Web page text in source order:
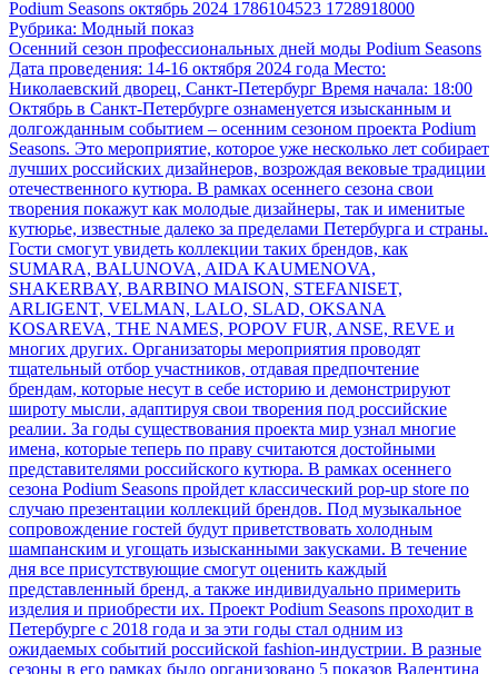
Podium Seasons октябрь 2024 1786104523 1728918000
Рубрика: Модный показ
Осенний сезон профессиональных дней моды Podium Seasons
Дата проведения: 14-16 октября 2024 года Место:
Николаевский дворец, Санкт-Петербург Время начала: 18:00
Октябрь в Санкт-Петербурге ознаменуется изысканным и
долгожданным событием – осенним сезоном проекта Podium
Seasons. Это мероприятие, которое уже несколько лет собирает
лучших российских дизайнеров, возрождая вековые традиции
отечественного кутюра. В рамках осеннего сезона свои
творения покажут как молодые дизайнеры, так и именитые
кутюрье, известные далеко за пределами Петербурга и страны.
Гости смогут увидеть коллекции таких брендов, как
SUMARA, BALUNOVA, AIDA KAUMENOVA,
SHAKERBAY, BARBINO MAISON, STEFANISET,
ARLIGENT, VELMAN, LALO, SLAD, OKSANA
KOSAREVA, THE NAMES, POPOV FUR, ANSE, REVE и
многих других. Организаторы мероприятия проводят
тщательный отбор участников, отдавая предпочтение
брендам, которые несут в себе историю и демонстрируют
широту мысли, адаптируя свои творения под российские
реалии. За годы существования проекта мир узнал многие
имена, которые теперь по праву считаются достойными
представителями российского кутюра. В рамках осеннего
сезона Podium Seasons пройдет классический pop-up store по
случаю презентации коллекций брендов. Под музыкальное
сопровождение гостей будут приветствовать холодным
шампанским и угощать изысканными закусками. В течение
дня все присутствующие смогут оценить каждый
представленный бренд, а также индивидуально примерить
изделия и приобрести их. Проект Podium Seasons проходит в
Петербурге с 2018 года и за эти годы стал одним из
ожидаемых событий российской fashion-индустрии. В разные
сезоны в его рамках было организовано 5 показов Валентина